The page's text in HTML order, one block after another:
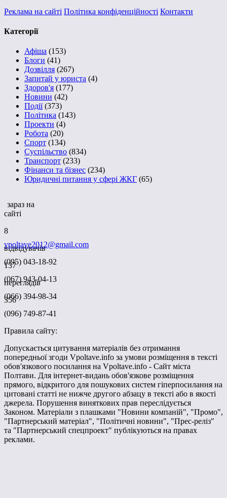
Реклама на сайті Політика конфіденційності Контакти
Категорії
Афіша (153)
Блоги (41)
Дозвілля (267)
Запитай у юриста (4)
Здоров'я (177)
Новини (42)
Події(373)
Політика (143)
Проекти (4)
Робота (20)
Спорт (134)
Суспільство (834)
Транспорт (233)
Фінанси та бізнес (234)
Юридичні питання у сфері ЖКГ (65)
зараз на
сайті
8
відвідувачів
137
переглядів
356
vpoltave2012@gmail.com
(095) 043-18-92
(067) 943-04-13
(066) 394-98-34
(096) 749-87-41
Правила сайту:
Допускається цитування матеріалів без отримання
попередньої згоди Vpoltave.info за умови розміщення в тексті
обов'язкового посилання на Vpoltave.info - Сайт міста
Полтави. Для інтернет-видань обов'язкове розміщення
прямого, відкритого для пошукових систем гіперпосилання на
цитовані статті не нижче другого абзацу в тексті або в якості
джерела. Порушення виняткових прав переслідується
Законом. Матеріали з плашками "Новини компаній", "Промо",
"Партнерський матеріал", "Політичні новини", "Прес-реліз"
та "Партнерський спецпроект" публікуються на правах
реклами.